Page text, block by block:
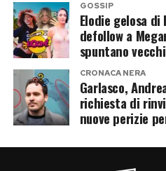
GOSSIP
Elodie gelosa
defollow a
spuntano
CRONACA NERA
Garlasco,
richiesta di
nuove perizie